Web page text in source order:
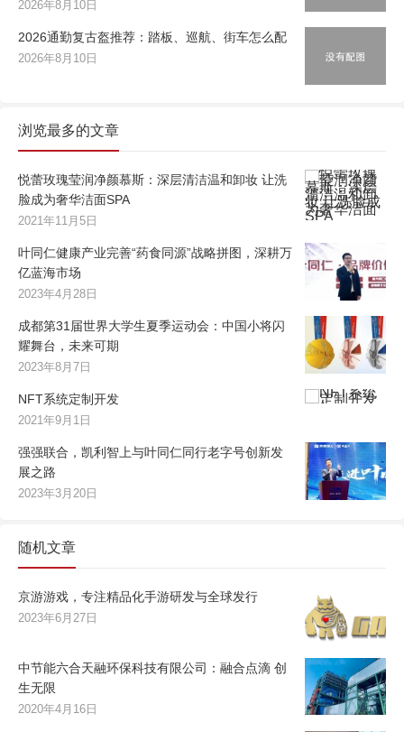
2026年8月10日
2026通勤复古盔推荐：踏板、巡航、街车怎么配
2026年8月10日
浏览最多的文章
悦蕾玫瑰莹润净颜慕斯：深层清洁温和卸妆 让洗
脸成为奢华洁面SPA
2021年11月5日
叶同仁健康产业完善“药食同源”战略拼图，深耕万
亿蓝海市场
2023年4月28日
成都第31届世界大学生夏季运动会：中国小将闪
耀舞台，未来可期
2023年8月7日
NFT系统定制开发
2021年9月1日
强强联合，凯利智上与叶同仁同行老字号创新发
展之路
2023年3月20日
随机文章
京游游戏，专注精品化手游研发与全球发行
2023年6月27日
中节能六合天融环保科技有限公司：融合点滴 创
生无限
2020年4月16日